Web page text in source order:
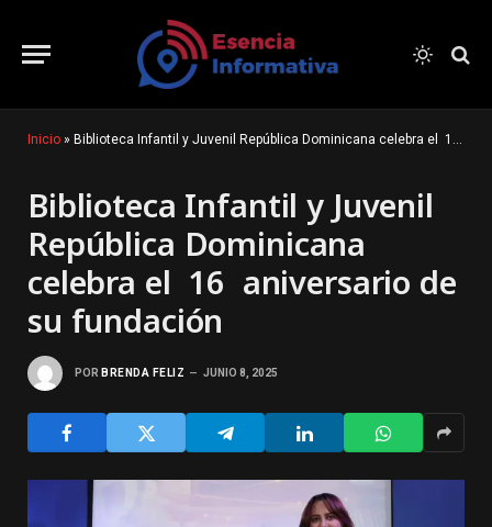
Inicio » Biblioteca Infantil y Juvenil República Dominicana celebra el 16 aniversario de su fundación
Biblioteca Infantil y Juvenil
República Dominicana
celebra el 16 aniversario de
su fundación
POR BRENDA FELIZ JUNIO 8, 2025